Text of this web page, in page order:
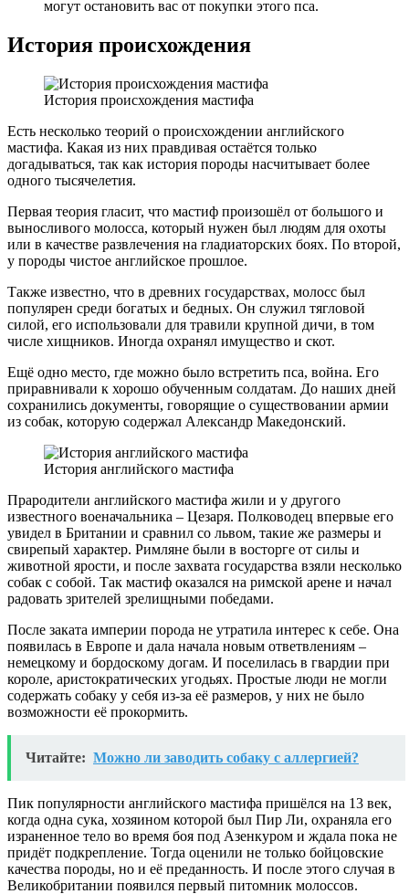
могут остановить вас от покупки этого пса.
История происхождения
История происхождения мастифа
Есть несколько теорий о происхождении английского
мастифа. Какая из них правдивая остаётся только
догадываться, так как история породы насчитывает более
одного тысячелетия.
Первая теория гласит, что мастиф произошёл от большого и
выносливого молосса, который нужен был людям для охоты
или в качестве развлечения на гладиаторских боях. По второй,
у породы чистое английское прошлое.
Также известно, что в древних государствах, молосс был
популярен среди богатых и бедных. Он служил тягловой
силой, его использовали для травили крупной дичи, в том
числе хищников. Иногда охранял имущество и скот.
Ещё одно место, где можно было встретить пса, война. Его
приравнивали к хорошо обученным солдатам. До наших дней
сохранились документы, говорящие о существовании армии
из собак, которую содержал Александр Македонский.
История английского мастифа
Прародители английского мастифа жили и у другого
известного военачальника – Цезаря. Полководец впервые его
увидел в Британии и сравнил со львом, такие же размеры и
свирепый характер. Римляне были в восторге от силы и
животной ярости, и после захвата государства взяли несколько
собак с собой. Так мастиф оказался на римской арене и начал
радовать зрителей зрелищными победами.
После заката империи порода не утратила интерес к себе. Она
появилась в Европе и дала начала новым ответвлениям –
немецкому и бордоскому догам. И поселилась в гвардии при
короле, аристократических угодьях. Простые люди не могли
содержать собаку у себя из-за её размеров, у них не было
возможности её прокормить.
Читайте: Можно ли заводить собаку с аллергией?
Пик популярности английского мастифа пришёлся на 13 век,
когда одна сука, хозяином которой был Пир Ли, охраняла его
израненное тело во время боя под Азенкуром и ждала пока не
придёт подкрепление. Тогда оценили не только бойцовские
качества породы, но и её преданность. И после этого случая в
Великобритании появился первый питомник молоссов.